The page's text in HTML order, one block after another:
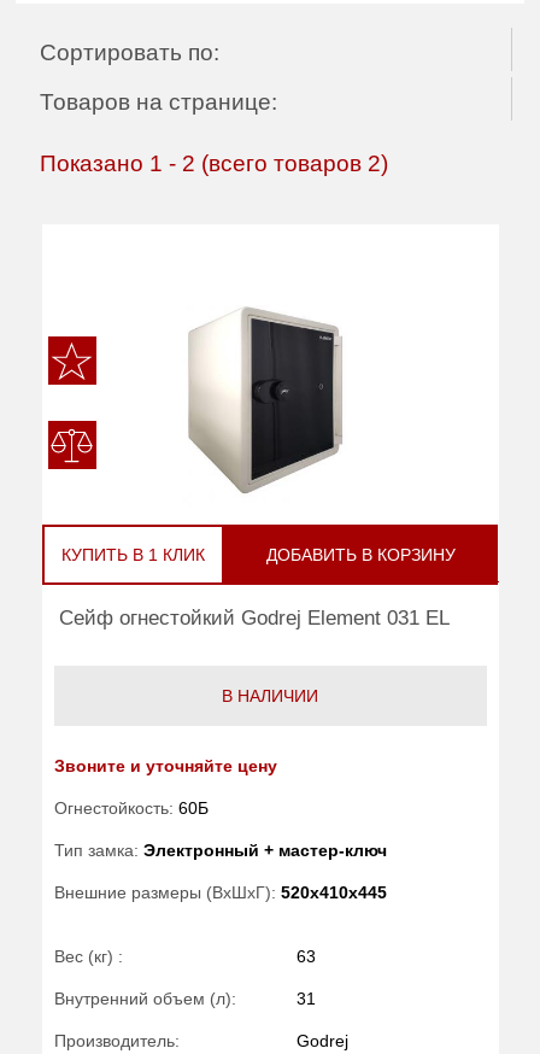
Сортировать по:
Товаров на странице:
Показано 1 - 2 (всего товаров 2)
КУПИТЬ В 1 КЛИК ДОБАВИТЬ В КОРЗИНУ
Сейф огнестойкий Godrej Element 031 EL
В НАЛИЧИИ
Звоните и уточняйте цену
Огнестойкость: 60Б
Тип замка: Электронный + мастер-ключ
Внешние размеры (ВхШхГ): 520x410x445
Вес (кг) : 63
Внутренний объем (л): 31
Производитель: Godrej